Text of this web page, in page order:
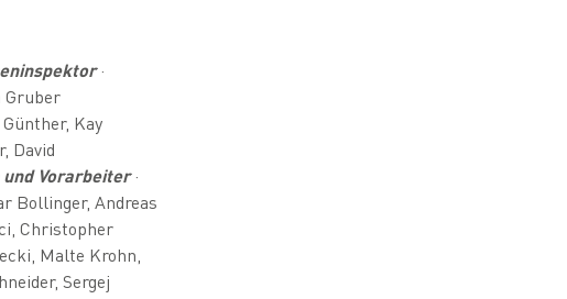
·
Gruber
Günther, Kay
David
Vorarbeiter·
Bollinger, Andreas
Christopher
Malte Krohn,
Sergej